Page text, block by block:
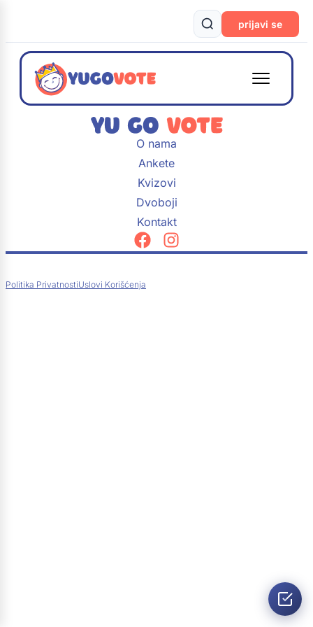
prijavi se
O nama
Ankete
Kvizovi
Dvoboji
Kontakt
Politika PrivatnostiUslovi Korišćenja